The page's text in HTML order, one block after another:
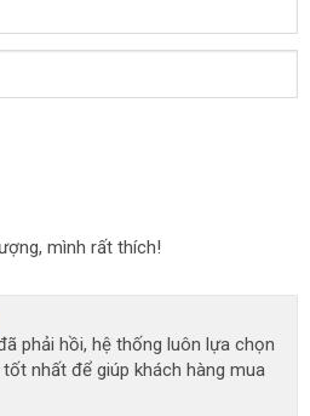
mình rất thích!
phải hồi, hệ thống luôn lựa chọn
nhất để giúp khách hàng mua